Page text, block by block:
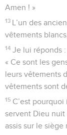
Amen ! »
13 L’un des
vêtements
14 Je lui réponds :
« Ce sont les
leurs vêtements
vêtements sont
15 C’est
servent Dieu
assis sur le siège